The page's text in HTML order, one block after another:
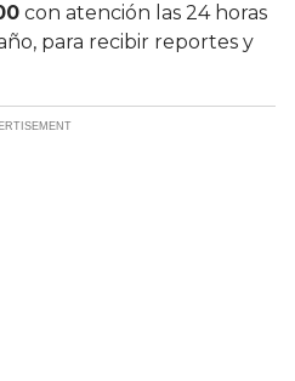
con atención las 24 horas
para recibir reportes y